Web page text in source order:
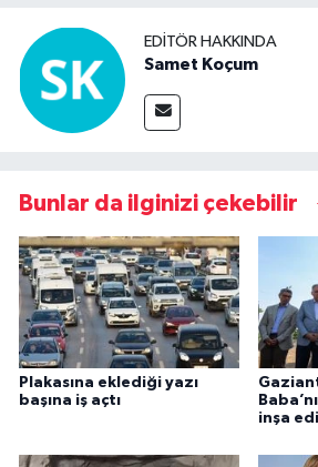
EDITÖR HAKKINDA
Samet Koçum
Bunlar da ilginizi çekebilir
Plakasına eklediği yazı
başına iş açtı
inşa